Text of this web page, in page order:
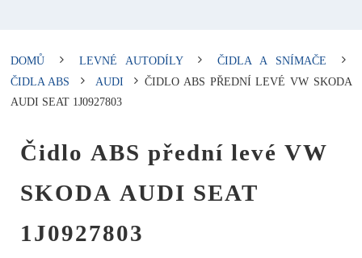
DOMŮ LEVNÉ AUTODÍLY
ČIDLA A SNÍMAČE
ČIDLA ABS
AUDI
ČIDLO ABS PŘEDNÍ LEVÉ VW SKODA
AUDI SEAT 1J0927803
Čidlo ABS přední levé VW
SKODA AUDI SEAT
1J0927803